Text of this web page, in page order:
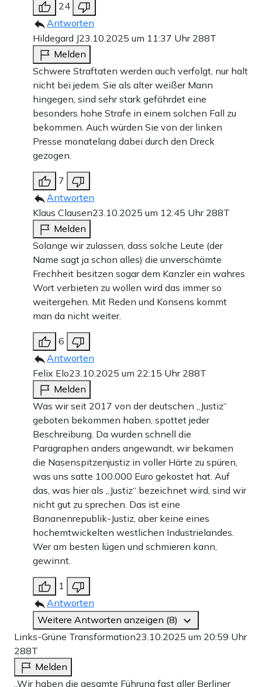
24
Antworten
Hildegard J23.10.2025 um 11:37 Uhr 288T
Melden
Schwere Straftaten werden auch verfolgt, nur halt
nicht bei jedem. Sie als alter weißer Mann
hingegen, sind sehr stark gefährdet eine
besonders hohe Strafe in einem solchen Fall zu
bekommen. Auch würden Sie von der linken
Presse monatelang dabei durch den Dreck
gezogen.
7
Antworten
Klaus Clausen23.10.2025 um 12:45 Uhr 288T
Melden
Solange wir zulassen, dass solche Leute (der
Name sagt ja schon alles) die unverschämte
Frechheit besitzen sogar dem Kanzler ein wahres
Wort verbieten zu wollen wird das immer so
weitergehen. Mit Reden und Konsens kommt
man da nicht weiter.
6
Antworten
Felix Elo23.10.2025 um 22:15 Uhr 288T
Melden
Was wir seit 2017 von der deutschen „Justiz“
geboten bekommen haben, spottet jeder
Beschreibung. Da wurden schnell die
Paragraphen anders angewandt, wir bekamen
die Nasenspitzenjustiz in voller Härte zu spüren,
was uns satte 100.000 Euro gekostet hat. Auf
das, was hier als „Justiz“ bezeichnet wird, sind wir
nicht gut zu sprechen. Das ist eine
Bananenrepublik-Justiz, aber keine eines
hochemtwickelten westlichen Industrielandes.
Wer am besten lügen und schmieren kann,
gewinnt.
1
Antworten
Weitere Antworten anzeigen (8)
Links-Grüne Transformation23.10.2025 um 20:59 Uhr
288T
Melden
„Wir haben die gesamte Führung fast aller Berliner